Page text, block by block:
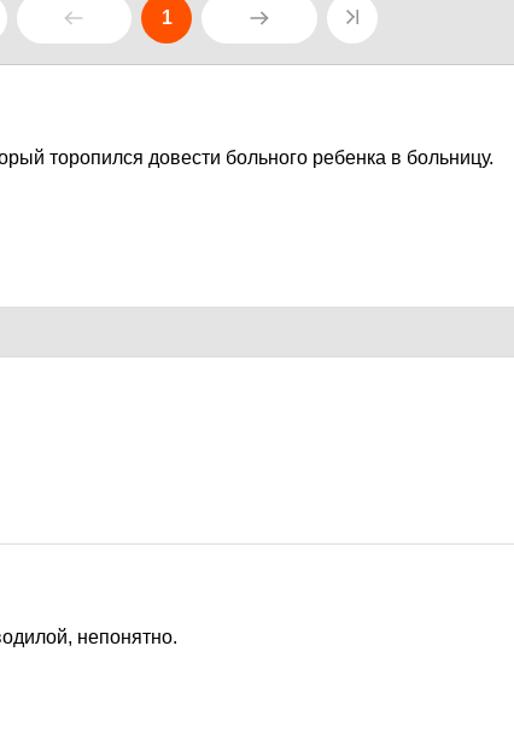
1
торопился довести больного ребенка в больницу.
непонятно.